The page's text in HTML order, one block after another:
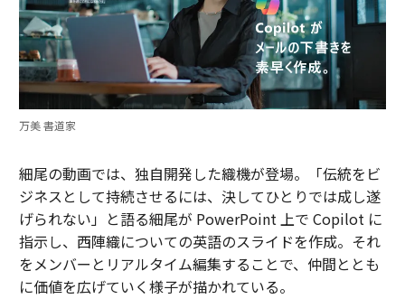
万美 書道家
細尾の動画では、独自開発した織機が登場。「伝統をビ
ジネスとして持続させるには、決してひとりでは成し遂
げられない」と語る細尾が PowerPoint 上で Copilot に
指示し、西陣織についての英語のスライドを作成。それ
をメンバーとリアルタイム編集することで、仲間ととも
に価値を広げていく様子が描かれている。